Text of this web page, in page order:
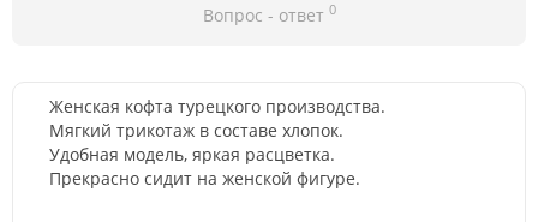
Вопрос - ответ 0
Женская кофта турецкого производства.
Мягкий трикотаж в составе хлопок.
Удобная модель, яркая расцветка.
Прекрасно сидит на женской фигуре.